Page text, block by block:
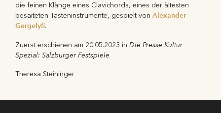
die feinen Klänge eines Clavichords, eines der ältesten
besaiteten Tasteninstrumente, gespielt vonAlexander
Gergelyfi.
Zuerst erschienen am 20.05.2023 inDie Presse Kultur
Spezial: Salzburger Festspiele
Theresa Steininger